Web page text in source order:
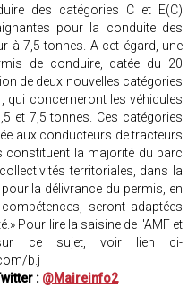
des catégories C et E(C)
pour la conduite des
à 7,5 tonnes. A cet égard, une
de conduire, datée du 20
de deux nouvelles catégories
qui concerneront les véhicules
et 7,5 tonnes. Ces catégories
aux conducteurs de tracteurs
constituent la majorité du parc
territoriales, dans la
la délivrance du permis, en
seront adaptées
Pour lire la saisine de l'AMF et
sur ce sujet, voir lien ci-
b.j
: @Maireinfo2